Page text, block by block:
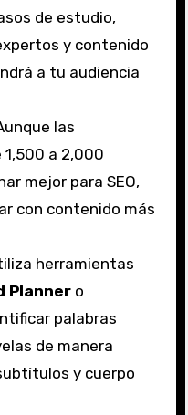
de estudio,
y contenido
a tu audiencia
las
a 2,000
mejor para SEO,
con contenido más
herramientas
Planner o
palabras
de manera
y cuerpo